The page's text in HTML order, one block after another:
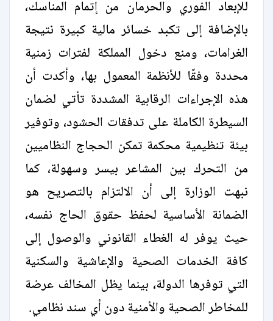
للإبعاد الفوري والحرمان من إتمام المناسك،
بالإضافة إلى تكبد خسائر مالية كبيرة نتيجة
الغرامات، ومنع دخول المملكة لفترات زمنية
محددة وفقًا للأنظمة المعمول بها، وأكدت أن
هذه الإجراءات الرقابية المشددة تأتي لضمان
السيطرة الكاملة على تدفقات الحشود، وتوفير
بيئة تنظيمية محكمة تمكن الحجاج النظاميين
من التحرك بين المشاعر بيسر وسهولة، كما
نبهت الوزارة إلى أن الالتزام بالتصريح هو
الضمانة الأساسية لحفظ حقوق الحاج نفسه،
حيث يوفر له الغطاء القانوني والوصول إلى
كافة الخدمات الصحية والإعاشية والسكنية
التي توفرها الدولة، بينما يظل المخالف عرضة
للمخاطر الصحية والأمنية دون أي سند نظامي.